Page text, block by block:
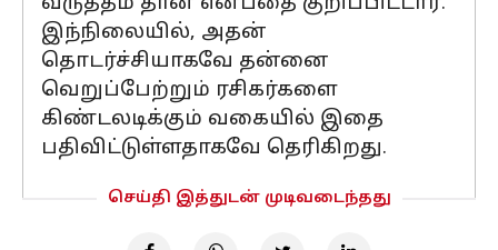
இந்நிலையில், அதன்
தொடர்ச்சியாகவே தன்னை
வெறுப்பேற்றும் ரசிகர்களை
கிண்டலடிக்கும் வகையில் இதை
பதிவிட்டுள்ளதாகவே தெரிகிறது.
செய்தி இத்துடன் முடிவடைந்தது